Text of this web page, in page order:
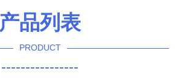
产品列表
PRODUCT
----------------